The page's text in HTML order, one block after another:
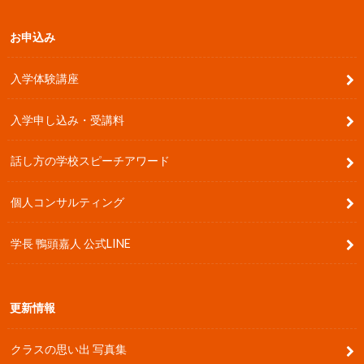
お申込み
入学体験講座
入学申し込み・受講料
話し方の学校スピーチアワード
個人コンサルティング
学長 鴨頭嘉人 公式LINE
更新情報
クラスの思い出 写真集